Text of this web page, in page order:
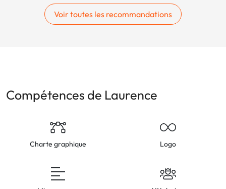
Voir toutes les recommandations
Compétences de Laurence
Charte graphique Logo